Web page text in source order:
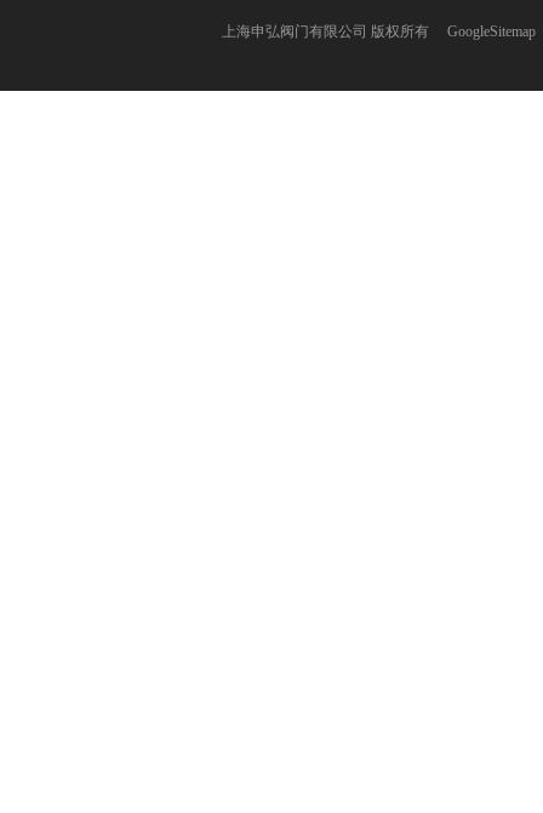
上海申弘阀门有限公司 版权所有 GoogleSitemap